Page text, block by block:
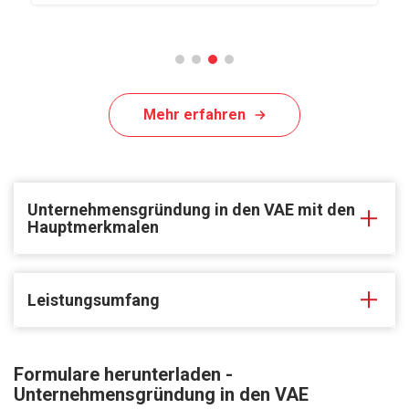
Mehr erfahren
Unternehmensgründung in den VAE mit den
Hauptmerkmalen
Leistungsumfang
Formulare herunterladen -
Unternehmensgründung in den VAE